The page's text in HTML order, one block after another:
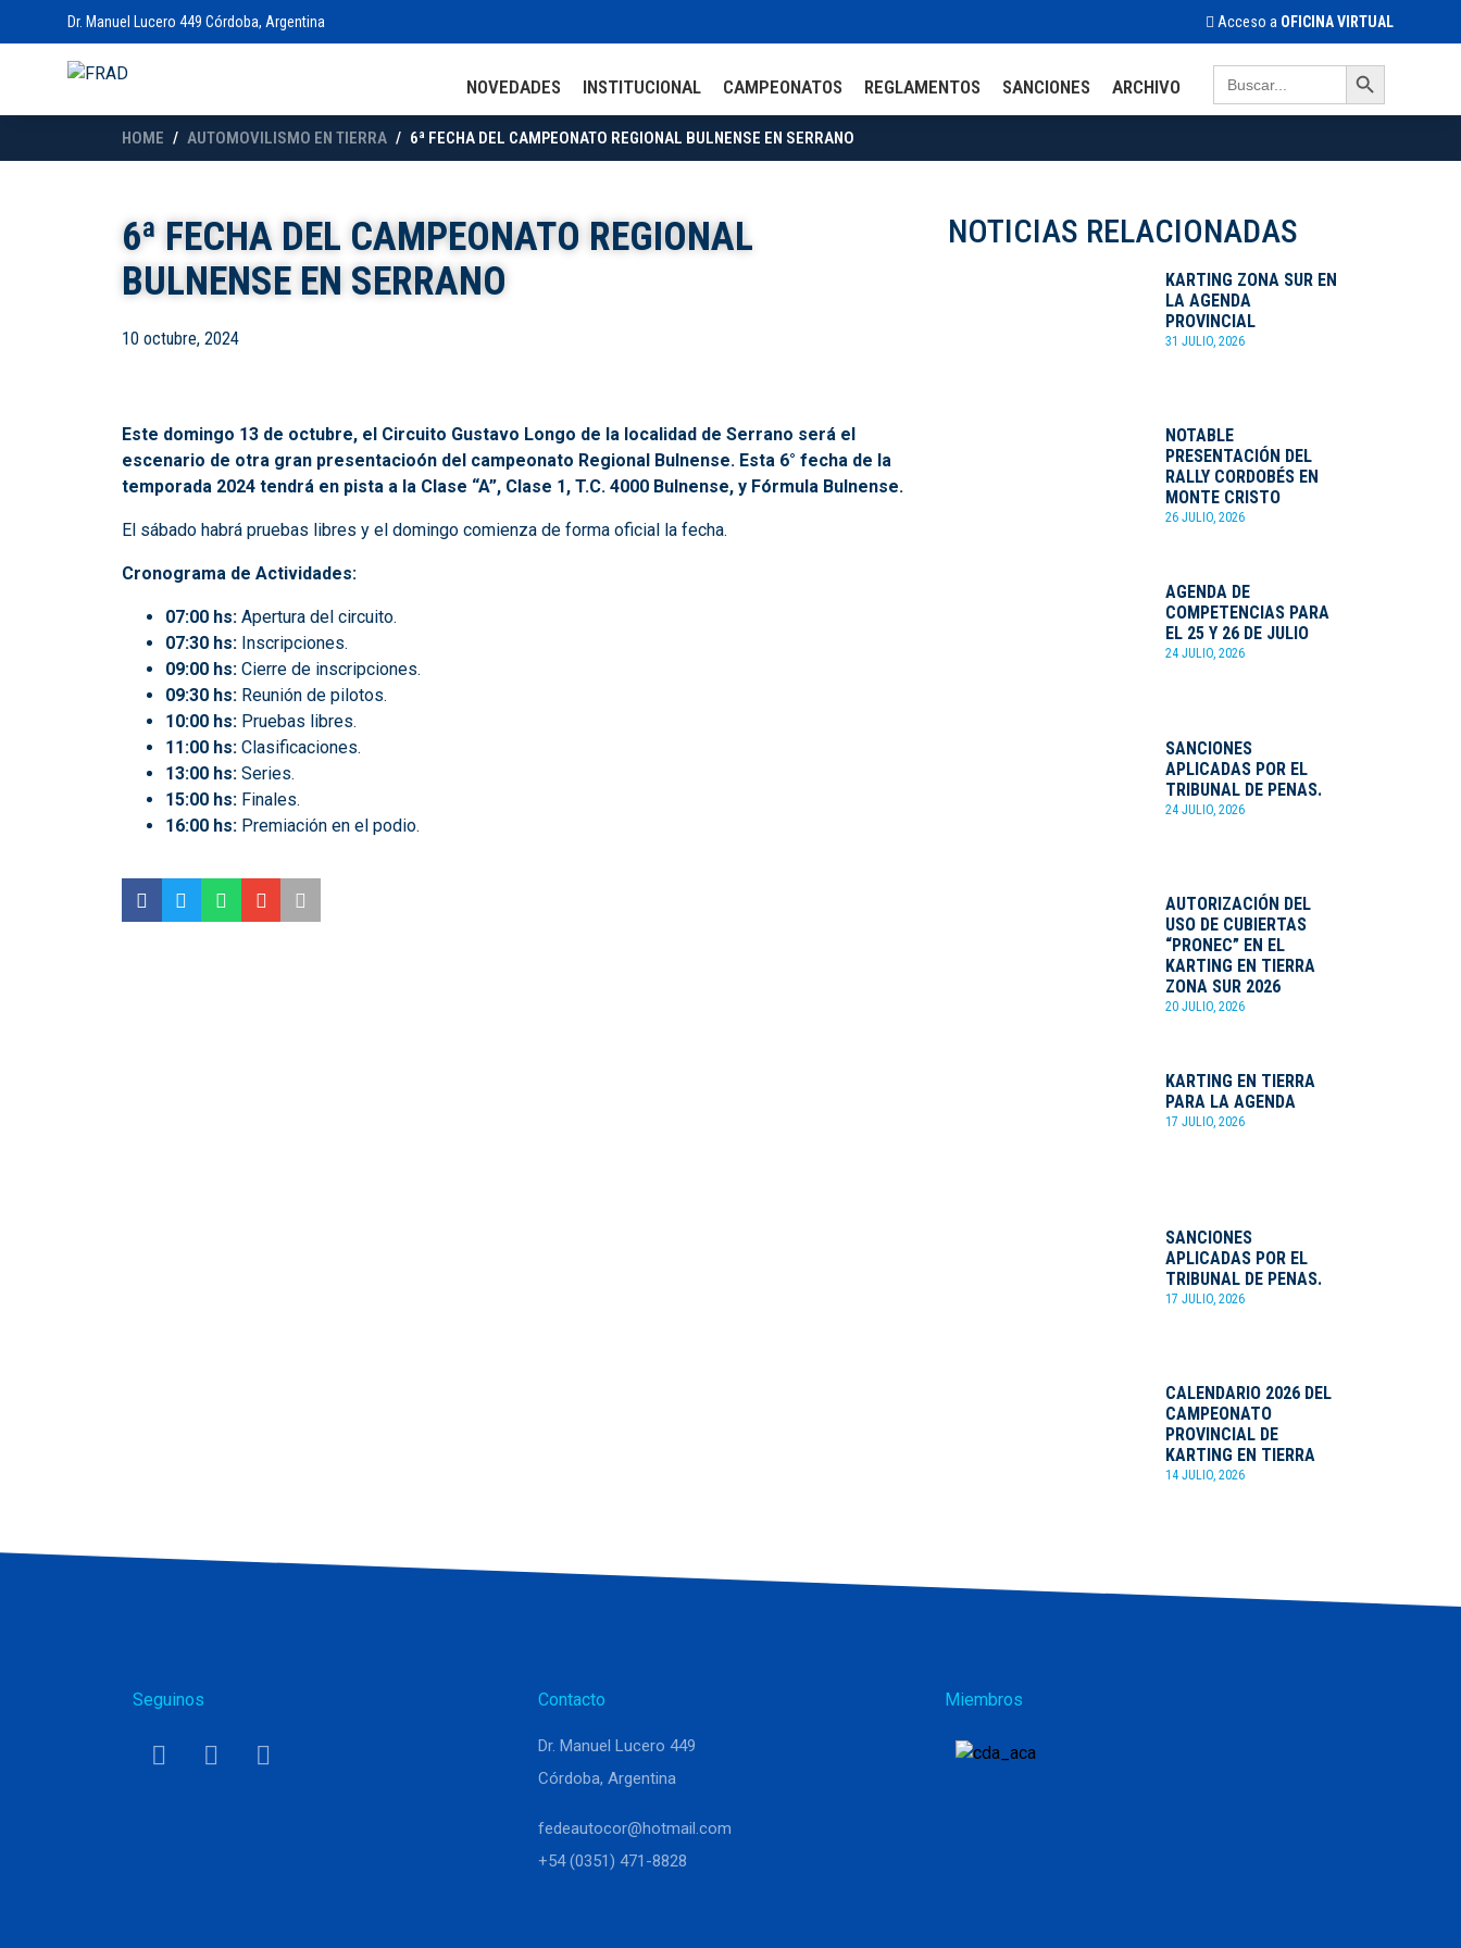
Dr. Manuel Lucero 449 Córdoba, Argentina Acceso a OFICINA VIRTUAL
NOVEDADES INSTITUCIONAL CAMPEONATOS REGLAMENTOS SANCIONES ARCHIVO
Search
for:
Search Button
HOME AUTOMOVILISMO EN TIERRA 6ª FECHA DEL CAMPEONATO REGIONAL BULNENSE EN SERRANO
6ª FECHA DEL CAMPEONATO REGIONAL
BULNENSE EN SERRANO
10 octubre, 2024
Este domingo 13 de octubre, el Circuito Gustavo Longo de la localidad de Serrano será el
escenario de otra gran presentacioón del campeonato Regional Bulnense. Esta 6° fecha de la
temporada 2024 tendrá en pista a la Clase “A”, Clase 1, T.C. 4000 Bulnense, y Fórmula Bulnense.
El sábado habrá pruebas libres y el domingo comienza de forma oficial la fecha.
Cronograma de Actividades:
07:00 hs: Apertura del circuito.
07:30 hs: Inscripciones.
09:00 hs: Cierre de inscripciones.
09:30 hs: Reunión de pilotos.
10:00 hs: Pruebas libres.
11:00 hs: Clasificaciones.
13:00 hs: Series.
15:00 hs: Finales.
16:00 hs: Premiación en el podio.
NOTICIAS RELACIONADAS
KARTING ZONA SUR EN
LA AGENDA
PROVINCIAL
31 JULIO, 2026
NOTABLE
PRESENTACIÓN DEL
RALLY CORDOBÉS EN
MONTE CRISTO
26 JULIO, 2026
AGENDA DE
COMPETENCIAS PARA
EL 25 Y 26 DE JULIO
24 JULIO, 2026
SANCIONES
APLICADAS POR EL
TRIBUNAL DE PENAS.
24 JULIO, 2026
AUTORIZACIÓN DEL
USO DE CUBIERTAS
“PRONEC” EN EL
KARTING EN TIERRA
ZONA SUR 2026
20 JULIO, 2026
KARTING EN TIERRA
PARA LA AGENDA
17 JULIO, 2026
SANCIONES
APLICADAS POR EL
TRIBUNAL DE PENAS.
17 JULIO, 2026
CALENDARIO 2026 DEL
CAMPEONATO
PROVINCIAL DE
KARTING EN TIERRA
14 JULIO, 2026
Seguinos Contacto
Dr. Manuel Lucero 449
Córdoba, Argentina
fedeautocor@hotmail.com
+54 (0351) 471-8828
Miembros